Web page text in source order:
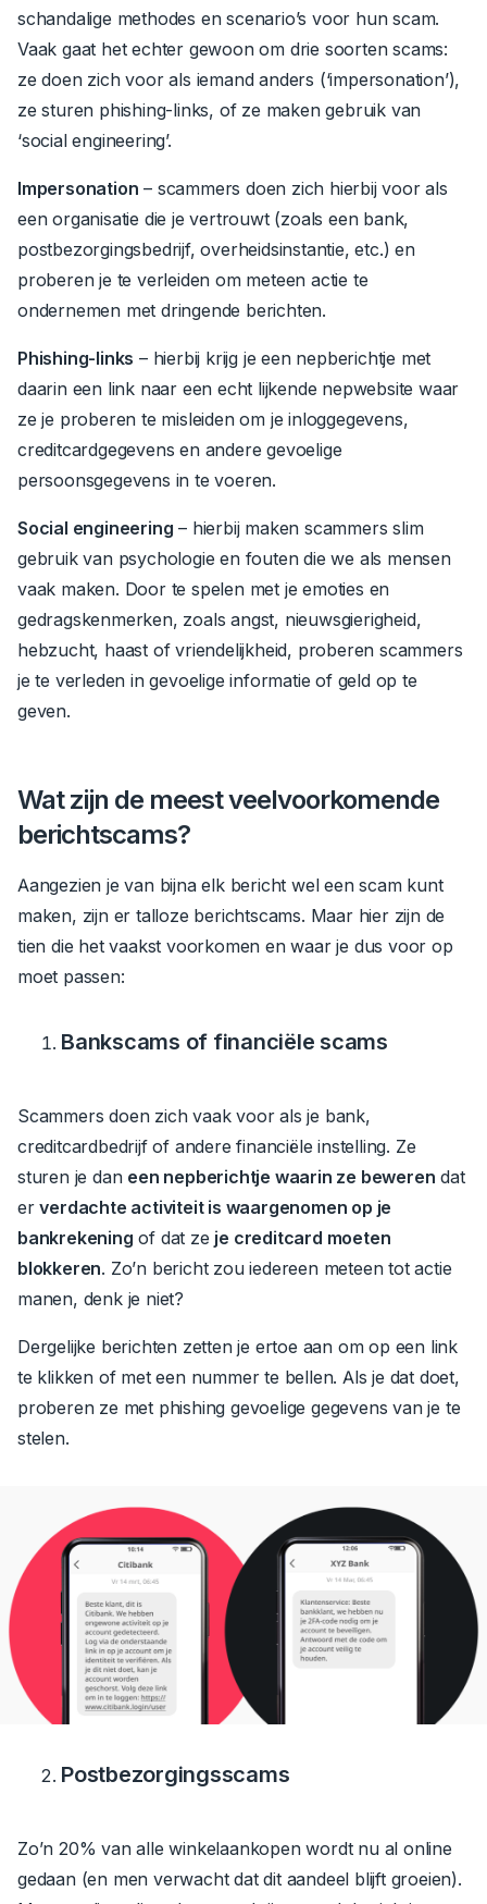
schandalige methodes en scenario’s voor hun scam.
Vaak gaat het echter gewoon om drie soorten scams:
ze doen zich voor als iemand anders (‘impersonation’),
ze sturen phishing-links, of ze maken gebruik van
‘social engineering’.
Impersonation – scammers doen zich hierbij voor als
een organisatie die je vertrouwt (zoals een bank,
postbezorgingsbedrijf, overheidsinstantie, etc.) en
proberen je te verleiden om meteen actie te
ondernemen met dringende berichten.
Phishing-links – hierbij krijg je een nepberichtje met
daarin een link naar een echt lijkende nepwebsite waar
ze je proberen te misleiden om je inloggegevens,
creditcardgegevens en andere gevoelige
persoonsgegevens in te voeren.
Social engineering – hierbij maken scammers slim
gebruik van psychologie en fouten die we als mensen
vaak maken. Door te spelen met je emoties en
gedragskenmerken, zoals angst, nieuwsgierigheid,
hebzucht, haast of vriendelijkheid, proberen scammers
je te verleden in gevoelige informatie of geld op te
geven.
Wat zijn de meest veelvoorkomende
berichtscams?
Aangezien je van bijna elk bericht wel een scam kunt
maken, zijn er talloze berichtscams. Maar hier zijn de
tien die het vaakst voorkomen en waar je dus voor op
moet passen:
Bankscams of financiële scams
Scammers doen zich vaak voor als je bank,
creditcardbedrijf of andere financiële instelling. Ze
sturen je dan een nepberichtje waarin ze beweren dat
erverdachte activiteit is waargenomen op je
bankrekening of dat ze je creditcard moeten
blokkeren. Zo’n bericht zou iedereen meteen tot actie
manen, denk je niet?
Dergelijke berichten zetten je ertoe aan om op een link
te klikken of met een nummer te bellen. Als je dat doet,
proberen ze met phishing gevoelige gegevens van je te
stelen.
Postbezorgingsscams
Zo’n 20% van alle winkelaankopen wordt nu al online
gedaan (en men verwacht dat dit aandeel blijft groeien).